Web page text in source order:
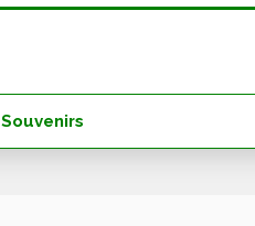
Souvenirs